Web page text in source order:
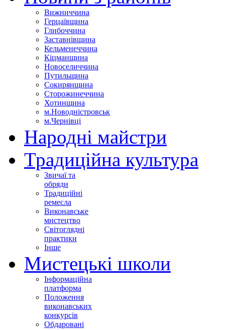
Вижниччина
Герцаївщина
Глибоччина
Заставнівщина
Кельменеччина
Кіцманщина
Новоселиччина
Путильщина
Сокирянщина
Сторожинеччина
Хотинщина
м.Новодністровськ
м.Чернівці
Народні майстри
Традиційна культура
Звичаї та
обряди
Традиційні
ремесла
Виконавське
мистецтво
Світоглядні
практики
Інше
Мистецькі школи
Інформаційна
платформа
Положення
виконавських
конкурсів
Обдаровані